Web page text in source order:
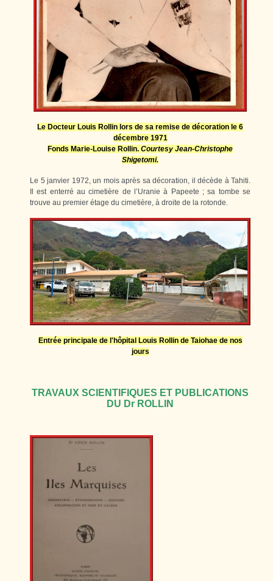
Le Docteur Louis Rollin lors de sa remise de décoration le 6
décembre 1971
Fonds Marie-Louise Rollin. Courtesy Jean-Christophe
Shigetomi.
Le 5 janvier 1972, un mois après sa décoration, il décède à Tahiti.
Il est enterré au cimetière de l’Uranie à Papeete ; sa tombe se
trouve au premier étage du cimetière, à droite de la rotonde.
Entrée principale de l'hôpital Louis Rollin de Taiohae de nos
jours
TRAVAUX SCIENTIFIQUES ET PUBLICATIONS
DU Dr ROLLIN